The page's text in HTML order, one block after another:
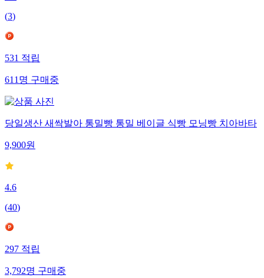
(3)
531적립
611명구매중
당일생산 새싹발아 통밀빵 통밀 베이글 식빵 모닝빵 치아바타
9,900원
4.6
(40)
297적립
3,792명구매중